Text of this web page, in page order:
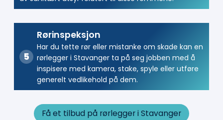
Rørinspeksjon
Har du tette rør eller mistanke om skade kan en
rørlegger i Stavanger ta på seg jobben med å
inspisere med kamera, stake, spyle eller utføre
generelt vedlikehold på dem.
Få et tilbud på rørlegger i Stavanger